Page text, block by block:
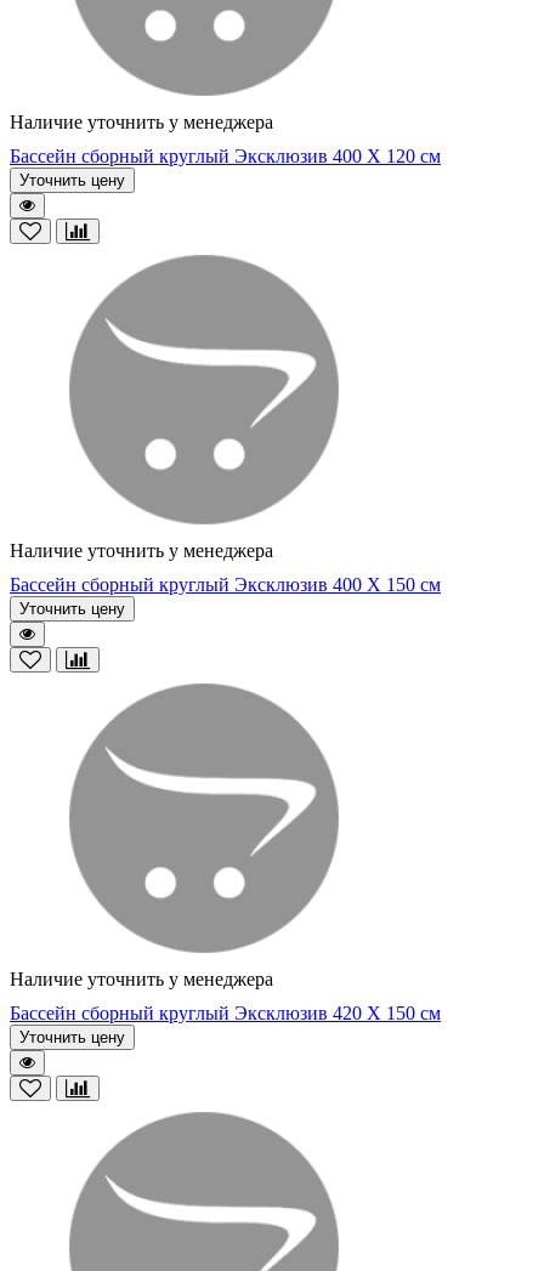
Наличие уточнить у менеджера
Бассейн сборный круглый Эксклюзив 400 Х 120 см
Уточнить цену
Наличие уточнить у менеджера
Бассейн сборный круглый Эксклюзив 400 Х 150 см
Уточнить цену
Наличие уточнить у менеджера
Бассейн сборный круглый Эксклюзив 420 Х 150 см
Уточнить цену